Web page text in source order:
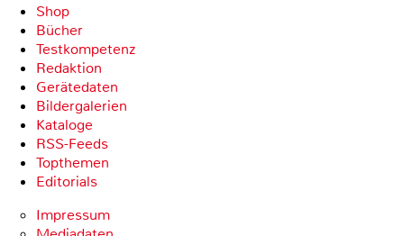
Shop
Bücher
Testkompetenz
Redaktion
Gerätedaten
Bildergalerien
Kataloge
RSS-Feeds
Topthemen
Editorials
Impressum